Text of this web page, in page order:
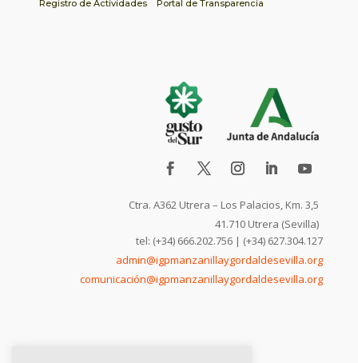
Registro de Actividades
Portal de Transparencia
Ctra. A362 Utrera – Los Palacios, Km. 3,5
41.710 Utrera (Sevilla)
tel: (+34) 666.202.756 | (+34) 627.304.127
admin@igpmanzanillaygordaldesevilla.org
comunicación@igpmanzanillaygordaldesevilla.org